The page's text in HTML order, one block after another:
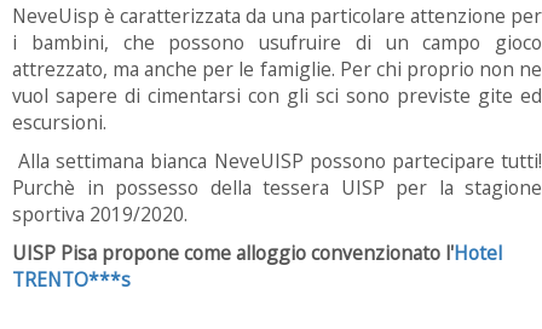
NeveUisp è caratterizzata da una particolare attenzione per
i bambini, che possono usufruire di un campo gioco
attrezzato, ma anche per le famiglie. Per chi proprio non ne
vuol sapere di cimentarsi con gli sci sono previste gite ed
escursioni.
Alla settimana bianca NeveUISP possono partecipare tutti!
Purchè in possesso della tessera UISP per la stagione
sportiva 2019/2020.
UISP Pisa propone come alloggio convenzionato l'Hotel
TRENTO***s